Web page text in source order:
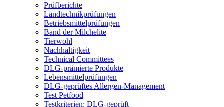
Prüfberichte
Landtechnikprüfungen
Betriebsmittelprüfungen
Band der Milchelite
Tierwohl
Nachhaltigkeit
Technical Committees
DLG-prämierte Produkte
Lebensmittelprüfungen
DLG-geprüftes Allergen-Management
Test Petfood
Testkriterien: DLG-geprüft